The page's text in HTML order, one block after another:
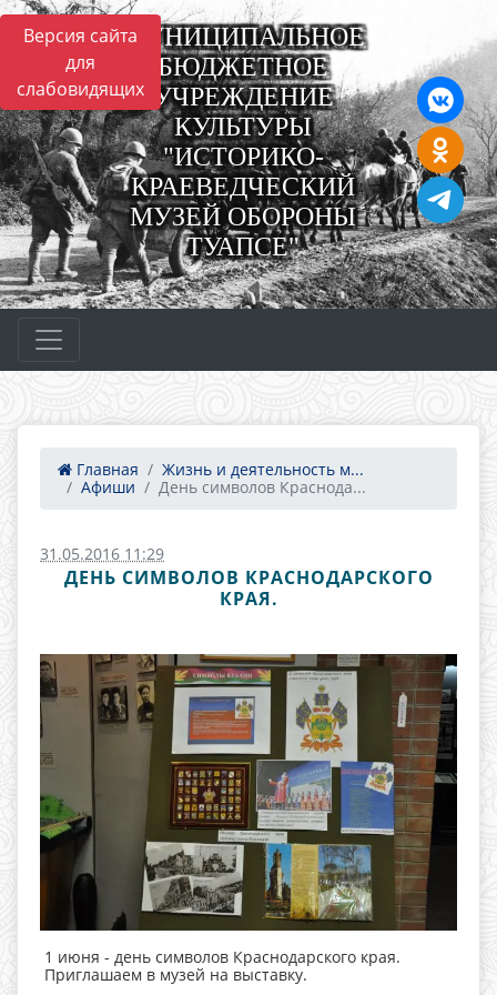
Версия сайта
для
слабовидящих
МУНИЦИПАЛЬНОЕ
БЮДЖЕТНОЕ
УЧРЕЖДЕНИЕ
КУЛЬТУРЫ
"ИСТОРИКО-
КРАЕВЕДЧЕСКИЙ
МУЗЕЙ ОБОРОНЫ
ТУАПСЕ"
Главная
Жизнь и деятельность м...
Афиши
День символов Краснода...
31.05.2016 11:29
ДЕНЬ СИМВОЛОВ КРАСНОДАРСКОГО
КРАЯ.
1 июня - день символов Краснодарского края.
Приглашаем в музей на выставку.